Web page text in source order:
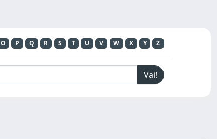
O P Q R S T U V W X Y Z